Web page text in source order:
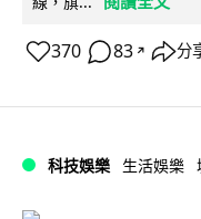
370 83 ↗ 分
科技娛樂 生活娛樂